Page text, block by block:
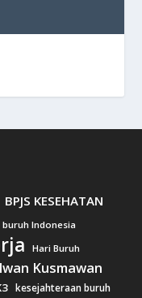
BPJS KESEHATAN
buruh Indonesia
Hari Buruh
Iwan Kusmawan
kesejahteraan buruh